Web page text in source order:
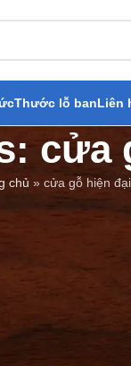
Thước lỗ banLiên
cửa
chủ » cửa gỗ hiện đại